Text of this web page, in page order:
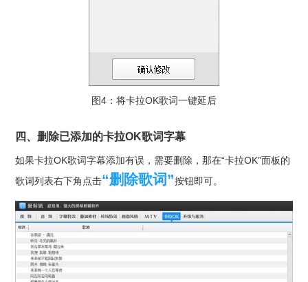
图4：将卡拉OK歌词一键延后
四、删除已添加的卡拉OK歌词字幕
如果卡拉OK歌词字幕添加有误，需要删除，那在“卡拉OK”面板的
歌词列表右下角点击“删除歌词”按钮即可。